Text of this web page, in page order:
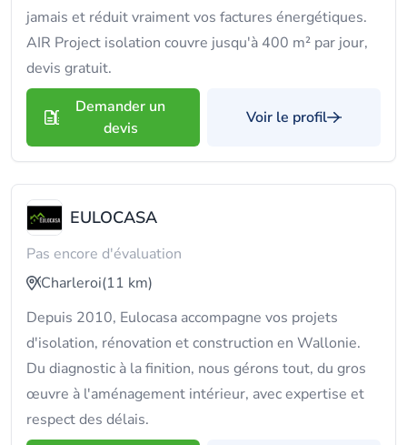
jamais et réduit vraiment vos factures énergétiques.
AIR Project isolation couvre jusqu'à 400 m² par jour,
devis gratuit.
Demander un
devis
Voir le profil
EULOCASA
Pas encore d'évaluation
Charleroi(11 km)
Depuis 2010, Eulocasa accompagne vos projets
d'isolation, rénovation et construction en Wallonie.
Du diagnostic à la finition, nous gérons tout, du gros
œuvre à l'aménagement intérieur, avec expertise et
respect des délais.